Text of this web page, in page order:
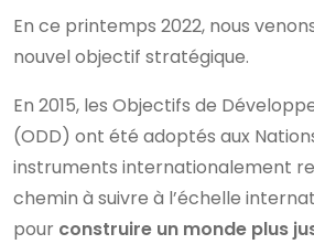
En ce printemps 2022, nous
nouvel objectif stratégique.
En 2015, les Objectifs de
(ODD) ont été adoptés aux
instruments internationalement
chemin à suivre à l’échelle
pour construire un monde plus